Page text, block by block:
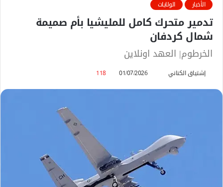
الأخبار الولايات
تدمير متحرك كامل للمليشيا بأم صميمة
شمال كردفان
الخرطوم| العهد اونلاين
إشتياق الكناني
ي
د
ا
01/07/2026
118